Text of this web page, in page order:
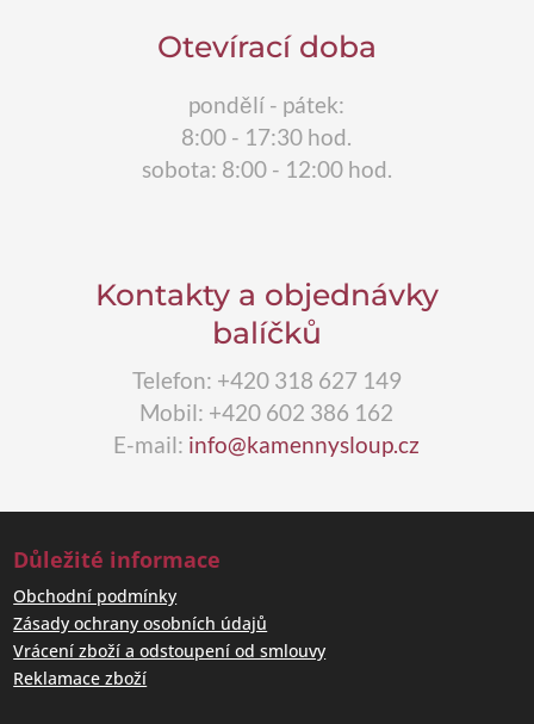
Otevírací doba
pondělí - pátek:
8:00 - 17:30 hod.
sobota: 8:00 - 12:00 hod.
Kontakty a objednávky
balíčků
Telefon: +420 318 627 149
Mobil: +420 602 386 162
E-mail: info@kamennysloup.cz
Důležité informace
Obchodní podmínky
Zásady ochrany osobních údajů
Vrácení zboží a odstoupení od smlouvy
Reklamace zboží